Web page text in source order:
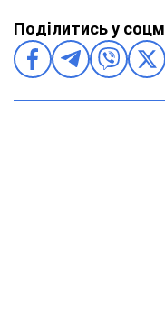
Поділитись у